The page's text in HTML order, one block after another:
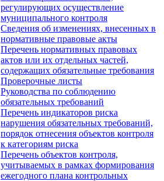
регулирующих осуществление
муниципального контроля
Сведения об изменениях, внесенных в
нормативные правовые акты
Перечень нормативных правовых
актов или их отдельных частей,
содержащих обязательные требования
Проверочные листы
Руководства по соблюдению
обязательных требований
Перечень индикаторов риска
нарушения обязательных требований,
порядок отнесения объектов контроля
к категориям риска
Перечень объектов контроля,
учитываемых в рамках формирования
ежегодного плана контрольных